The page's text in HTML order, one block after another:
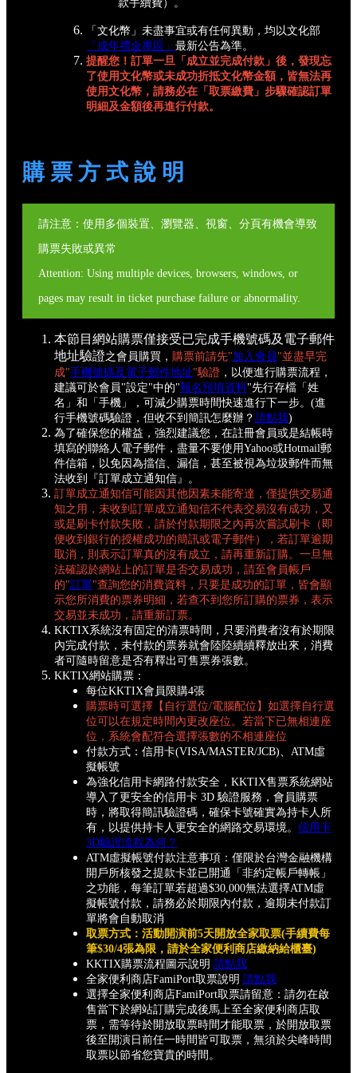
款手續費）。
「文化幣」未盡事宜或有任何異動，均以文化部
「成年禮金專區」 最新公告為準。
提醒您！訂單一旦「成立並完成付款」後，發現忘
了使用文化幣或未成功折抵文化幣金額，皆無法再
使用文化幣，請務必在「取票繳費」步驟確認訂單
明細及金額後再進行付款。
購 票 方 式 說 明
請注意：使用多個裝置、瀏覽器、視窗、分頁有機會導致
購票失敗或異常
Attention: Using multiple devices, browsers, windows, or
pages may result in ticket purchase failure or abnormality.
本節目網站購票僅接受已完成手機號碼及電子郵件
地址驗證之會員購買， 購票前請先"加入會員 "並盡早完
成"手機號碼及電子郵件地址"驗證 ，以便進行購票流程，
建議可於會員"設定"中的"報名預填資料"先行存檔「姓
名」和「手機」，可減少購票時間快速進行下一步。(進
行手機號碼驗證，但收不到簡訊怎麼辦？ 請點我)
為了確保您的權益，強烈建議您，在註冊會員或是結帳時
填寫的聯絡人電子郵件，盡量不要使用Yahoo或Hotmail郵
件信箱，以免因為擋信、漏信，甚至被視為垃圾郵件而無
法收到『訂單成立通知信』。
訂單成立通知信可能因其他因素未能寄達，僅提供交易通
知之用，未收到訂單成立通知信不代表交易沒有成功，又
或是刷卡付款失敗，請於付款期限之內再次嘗試刷卡（即
便收到銀行的授權成功的簡訊或電子郵件），若訂單逾期
取消，則表示訂單真的沒有成立，請再重新訂購。一旦無
法確認於網站上的訂單是否交易成功，請至會員帳戶
的"訂單"查詢您的消費資料，只要是成功的訂單，皆會顯
示您所消費的票券明細，若查不到您所訂購的票券，表示
交易並未成功，請重新訂票。
KKTIX系統沒有固定的清票時間，只要消費者沒有於期限
內完成付款，未付款的票券就會陸陸續續釋放出來，消費
者可隨時留意是否有釋出可售票券張數。
KKTIX網站購票：
每位KKTIX會員限購4張
購票時可選擇【自行選位/電腦配位】如選擇自行選
位可以在規定時間內更改座位。若當下已無相連座
位，系統會配符合選擇張數的不相連座位
付款方式：信用卡(VISA/MASTER/JCB)、ATM虛
擬帳號
為強化信用卡網路付款安全，KKTIX售票系統網站
導入了更安全的信用卡 3D 驗證服務，會員購票
時，將取得簡訊驗證碼，確保卡號確實為持卡人所
有，以提供持卡人更安全的網路交易環境。 信用卡
3D驗證流程為何？
ATM虛擬帳號付款注意事項：僅限於台灣金融機構
開戶所核發之提款卡並已開通「非約定帳戶轉帳」
之功能，每筆訂單若超過$30,000無法選擇ATM虛
擬帳號付款，請務必於期限內付款，逾期未付款訂
單將會自動取消
取票方式：活動開演前5天開放全家取票(手續費每
筆$30/4張為限，請於全家便利商店繳納給櫃臺)
KKTIX購票流程圖示說明 請點我
全家便利商店FamiPort取票說明 請點我
選擇全家便利商店FamiPort取票請留意：請勿在啟
售當下於網站訂購完成後馬上至全家便利商店取
票，需等待於開放取票時間才能取票，於開放取票
後至開演日前任一時間皆可取票，無須於尖峰時間
取票以節省您寶貴的時間。